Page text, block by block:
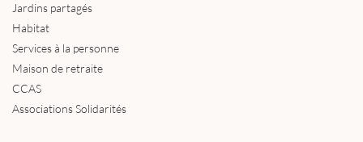
Jardins partagés
Habitat
Services à la personne
Maison de retraite
CCAS
Associations Solidarités